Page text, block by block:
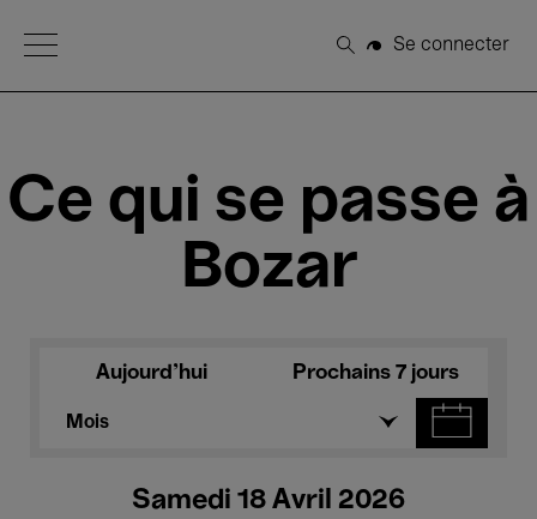
Open Menu
Rechercher
Se connecter
Ce qui se passe à
Bozar
Aujourd'hui Prochains 7 jours
Mois
Samedi 18 Avril 2026